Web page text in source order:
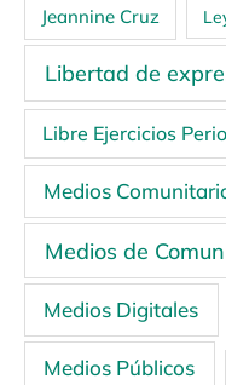
Jeannine Cruz
Libertad de
Libre Ejercicios
Medios
Medios de
Medios Digitales
Medios Públicos